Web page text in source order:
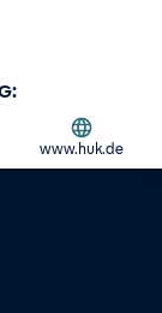
www.huk.de